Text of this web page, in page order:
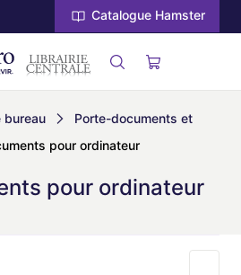
Catalogue Hamster
bureau
Porte-documents et
pour ordinateur
pour ordinateur